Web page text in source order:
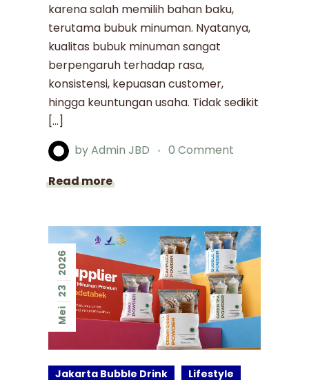
karena salah memilih bahan baku,
terutama bubuk minuman. Nyatanya,
kualitas bubuk minuman sangat
berpengaruh terhadap rasa,
konsistensi, kepuasan customer,
hingga keuntungan usaha. Tidak sedikit
[…]
byAdmin JBD
0 Comment
Read more
Mei
23
2026
Jakarta Bubble Drink Lifestyle